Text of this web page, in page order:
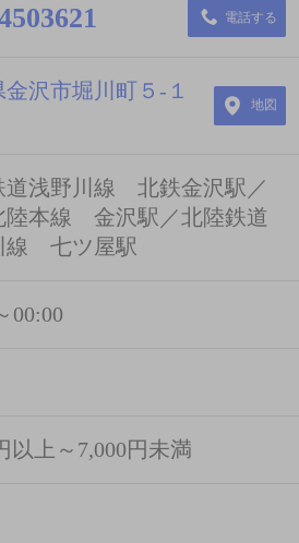
電話する
沢市堀川町５-１
地図
道浅野川線 北鉄金沢駅／
陸本線 金沢駅／北陸鉄道
線 七ツ屋駅
00:00
以上～7,000円未満